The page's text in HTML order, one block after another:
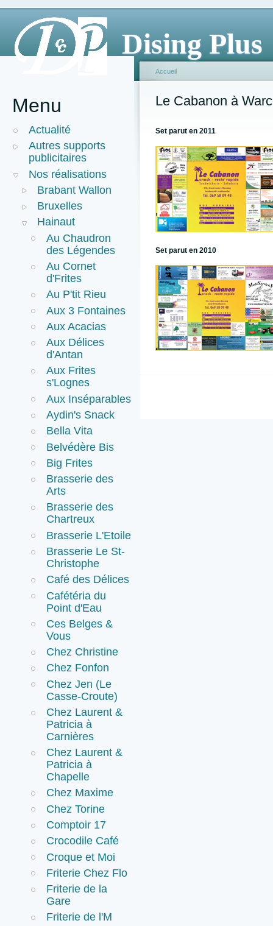
Dising Plus
Menu
Actualité
Autres supports
publicitaires
Nos réalisations
Brabant Wallon
Bruxelles
Hainaut
Au Chaudron
des Légendes
Au Cornet
d'Frites
Au P'tit Rieu
Aux 3 Fontaines
Aux Acacias
Aux Délices
d'Antan
Aux Frites
s'Lognes
Aux Inséparables
Aydin's Snack
Bella Vita
Belvédère Bis
Big Frites
Brasserie des
Arts
Brasserie des
Chartreux
Brasserie L'Etoile
Brasserie Le St-
Christophe
Café des Délices
Cafétéria du
Point d'Eau
Ces Belges &
Vous
Chez Christine
Chez Fonfon
Chez Jen (Le
Casse-Croute)
Chez Laurent &
Patricia à
Carnières
Chez Laurent &
Patricia à
Chapelle
Chez Maxime
Chez Torine
Comptoir 17
Crocodile Café
Croque et Moi
Friterie Chez Flo
Friterie de la
Gare
Friterie de l'M
Accueil
Le Cabanon à
Set parut en 2011
Set parut en 2010